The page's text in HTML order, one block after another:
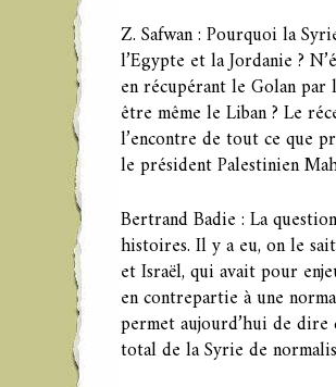
Z. Safwan : Pourquoi la
l’Egypte et la Jordanie ?
en récupérant le Golan par
être même le Liban ? Le
l’encontre de tout ce que
le président Palestinien
Bertrand Badie : La
histoires. Il y a eu, on le
et Israël, qui avait pour
en contrepartie à une
permet aujourd’hui de dire
total de la Syrie de